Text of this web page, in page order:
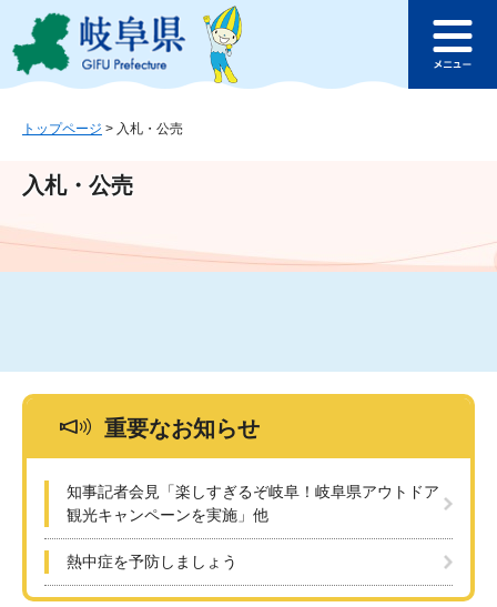
ジ
ュ
文
このページの本文へ
ュ
トップページ > 入札・公売
入札・公売
重要なお知らせ
知事記者会見「楽しすぎるぞ岐阜！岐阜県アウトドア
観光キャンペーンを実施」他
熱中症を予防しましょう